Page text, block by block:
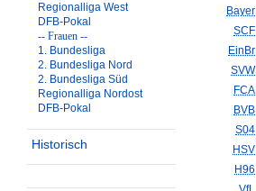
Regionalliga West
DFB-Pokal
-- Frauen --
1. Bundesliga
2. Bundesliga Nord
2. Bundesliga Süd
Regionalliga Nordost
DFB-Pokal
Historisch
Bayer
SCF
EinBr
SVW
FCA
BVB
S04
HSV
H96